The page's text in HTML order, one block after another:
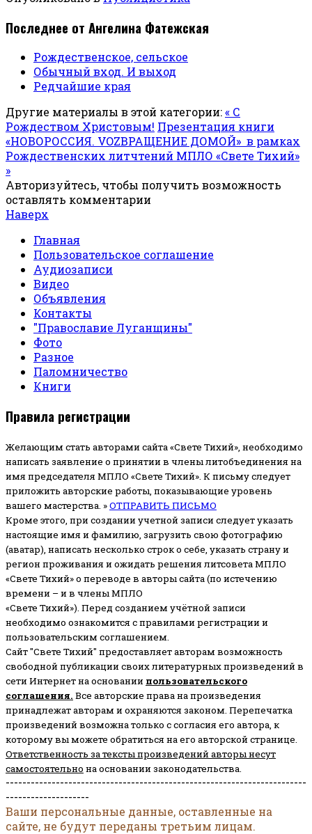
Последнее от Ангелина Фатежская
Рождественское, сельское
Обычный вход. И выход
Редчайшие края
Другие материалы в этой категории:« С
Рождеством Христовым! Презентация книги
«НОВОРОССИЯ. VOZВРАЩЕНИЕ ДОМОЙ» в рамках
Рождественских литчтений МПЛО «Свете Тихий»
»
Авторизуйтесь, чтобы получить возможность
оставлять комментарии
Наверх
Главная
Пользовательское соглашение
Аудиозаписи
Видео
Объявления
Контакты
"Православие Луганщины"
Фото
Разное
Паломничество
Книги
Правила регистрации
Желающим стать авторами сайта «Свете Тихий», необходимо
написать заявление о принятии в члены литобъединения на
имя председателя МПЛО «Свете Тихий». К письму следует
приложить авторские работы, показывающие уровень
вашего мастерства. »ОТПРАВИТЬ ПИСЬМО
Кроме этого, при создании учетной записи следует указать
настоящие имя и фамилию, загрузить свою фотографию
(аватар), написать несколько строк о себе, указать страну и
регион проживания и ожидать решения литсовета МПЛО
«Свете Тихий» о переводе в авторы сайта (по истечению
времени – и в члены МПЛО
«Свете Тихий»). Перед созданием учётной записи
необходимо ознакомится с правилами регистрации и
пользовательским соглашением.
Сайт "Свете Тихий" предоставляет авторам возможность
свободной публикации своих литературных произведений в
сети Интернет на основании пользовательского
соглашения. Все авторские права на произведения
принадлежат авторам и охраняются законом. Перепечатка
произведений возможна только с согласия его автора, к
которому вы можете обратиться на его авторской странице.
Ответственность за тексты произведений авторы несут
самостоятельно на основании законодательства.
------------------------------------------------------------------------
--------------------
Ваши персональные данные, оставленные на
сайте, не будут переданы третьим лицам.